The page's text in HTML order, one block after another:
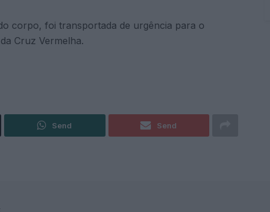
corpo, foi transportada de urgência para o
Cruz Vermelha.
Send Send